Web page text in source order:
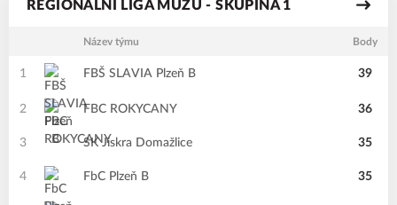
REGIONÁLNÍ LIGA MUŽŮ - SKUPINA 1
Název týmu Body
1 FBŠ SLAVIA Plzeň B 39
2 FBC ROKYCANY 36
3 SK Jiskra Domažlice 35
4 FbC Plzeň B 35